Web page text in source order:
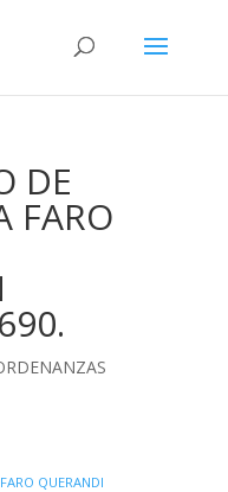
DE
FARO
QUERANDI